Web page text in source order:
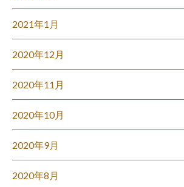
2021年1月
2020年12月
2020年11月
2020年10月
2020年9月
2020年8月